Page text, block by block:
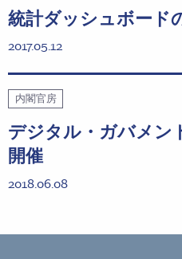
統計ダッシュボード
2017.05.12
内閣官房
デジタル・ガバメン
開催
2018.06.08